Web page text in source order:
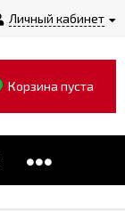
Личный кабинет
Корзина пуста